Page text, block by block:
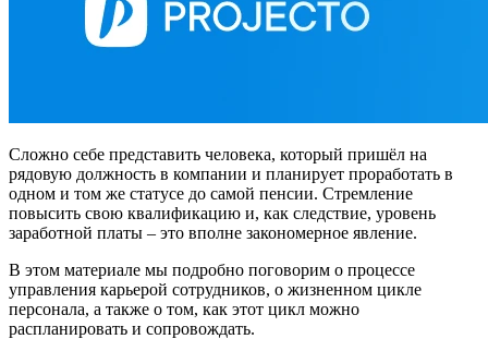
Сложно себе представить человека, который пришёл на
рядовую должность в компании и планирует проработать в
одном и том же статусе до самой пенсии. Стремление
повысить свою квалификацию и, как следствие, уровень
заработной платы – это вполне закономерное явление.
В этом материале мы подробно поговорим о процессе
управления карьерой сотрудников, о жизненном цикле
персонала, а также о том, как этот цикл можно
распланировать и сопровождать.